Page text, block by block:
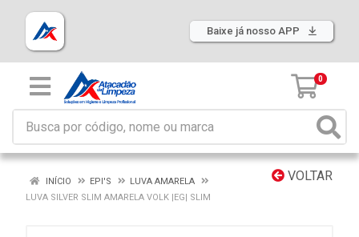
Baixe já nosso APP
0
VOLTAR
INÍCIO EPI'S
LUVA AMARELA
LUVA SILVER SLIM AMARELA VOLK |EG| SLIM